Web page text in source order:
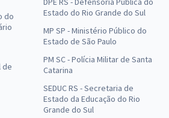
do
de
Estado do Rio Grande do Sul
MP SP - Ministério Público do
Estado de São Paulo
PM SC - Polícia Militar de Santa
Catarina
SEDUC RS - Secretaria de
Estado da Educação do Rio
Grande do Sul